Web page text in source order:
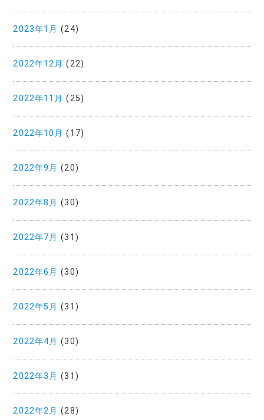
2023年1月 (24)
2022年12月 (22)
2022年11月 (25)
2022年10月 (17)
2022年9月 (20)
2022年8月 (30)
2022年7月 (31)
2022年6月 (30)
2022年5月 (31)
2022年4月 (30)
2022年3月 (31)
2022年2月 (28)